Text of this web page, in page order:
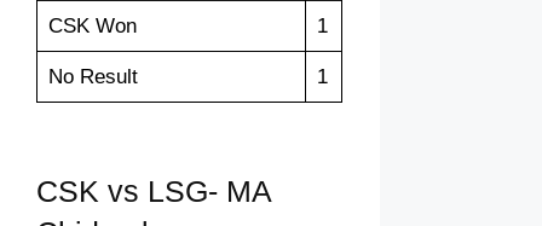
CSK Won 1
No Result 1
CSK vs LSG- MA